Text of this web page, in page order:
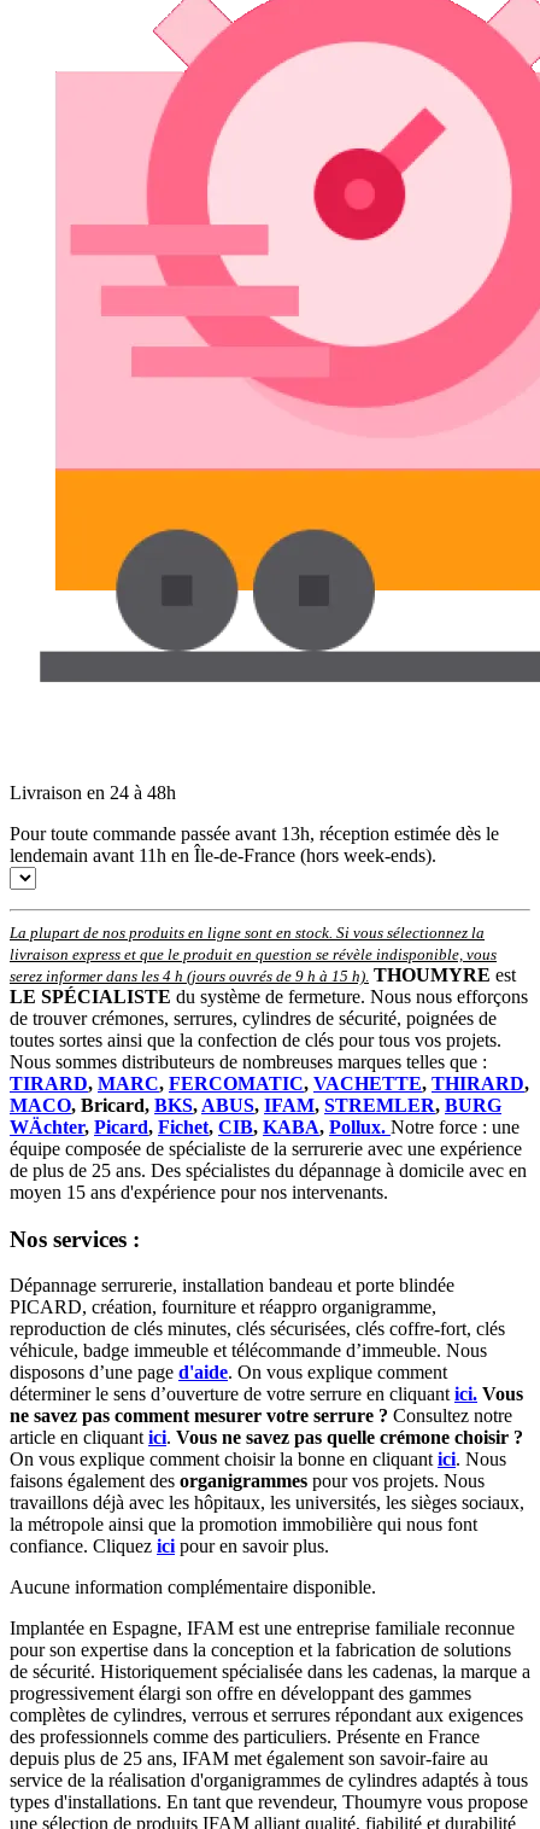
Livraison en 24 à 48h
Pour toute commande passée avant 13h, réception estimée dès le
lendemain avant 11h en Île-de-France (hors week-ends).
La plupart de nos produits en ligne sont en stock. Si vous sélectionnez la
livraison express et que le produit en question se révèle indisponible, vous
serez informer dans les 4 h (jours ouvrés de 9 h à 15 h) THOUMYRE est
LE SPÉCIALISTE du système de fermeture. Nous nous efforçons
de trouver crémones, serrures, cylindres de sécurité, poignées de
toutes sortes ainsi que la confection de clés pour tous vos projets.
Nous sommes distributeurs de nombreuses marques telles que :
TIRARD, MARC, FERCOMATIC, VACHETTE, THIRARD,
MACO, Bricard, BKS, ABUS, IFAM, STREMLER, BURG
WÄchter, Picard, Fichet, CIB, KABA, Pollux. Notre force : une
équipe composée de spécialiste de la serrurerie avec une expérience
de plus de 25 ans. Des spécialistes du dépannage à domicile avec en
moyen 15 ans d'expérience pour nos intervenants.
Nos services :
Dépannage serrurerie, installation bandeau et porte blindée
PICARD, création, fourniture et réappro organigramme,
reproduction de clés minutes, clés sécurisées, clés coffre-fort, clés
véhicule, badge immeuble et télécommande d’immeuble. Nous
disposons d’une page d'aide. On vous explique comment
déterminer le sens d’ouverture de votre serrure en cliquant ici. Vous
ne savez pas comment mesurer votre serrure ? Consultez notre
article en cliquant ici. Vous ne savez pas quelle crémone choisir ?
On vous explique comment choisir la bonne en cliquant ici. Nous
faisons également des organigrammes pour vos projets. Nous
travaillons déjà avec les hôpitaux, les universités, les sièges sociaux,
la métropole ainsi que la promotion immobilière qui nous font
confiance. Cliquez ici pour en savoir plus.
Aucune information complémentaire disponible.
Implantée en Espagne, IFAM est une entreprise familiale reconnue
pour son expertise dans la conception et la fabrication de solutions
de sécurité. Historiquement spécialisée dans les cadenas, la marque a
progressivement élargi son offre en développant des gammes
complètes de cylindres, verrous et serrures répondant aux exigences
des professionnels comme des particuliers. Présente en France
depuis plus de 25 ans, IFAM met également son savoir-faire au
service de la réalisation d'organigrammes de cylindres adaptés à tous
types d'installations. En tant que revendeur, Thoumyre vous propose
une sélection de produits IFAM alliant qualité, fiabilité et durabilité